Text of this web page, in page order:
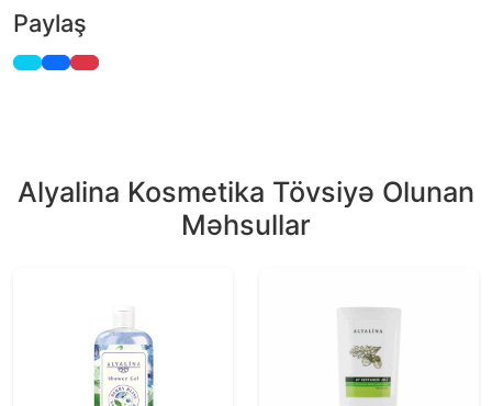
Paylaş
Alyalina Kosmetika Tövsiyə Olunan
Məhsullar